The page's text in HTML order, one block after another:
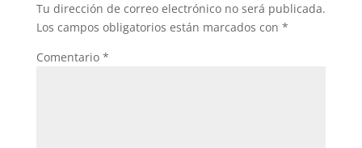
Tu dirección de correo electrónico no será publicada.
Los campos obligatorios están marcados con *
Comentario *